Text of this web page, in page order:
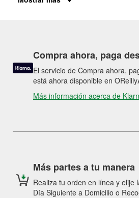
Compra ahora, paga
El servicio de Compra ahora,
está ahora disponible en
Más información acerca de
Más partes a tu manera
Realiza tu orden en línea y elije
Día Siguiente a Domicilio o